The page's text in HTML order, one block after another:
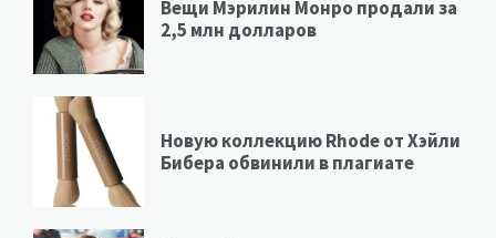
Вещи Мэрилин Монро продали за
2,5 млн долларов
Новую коллекцию Rhode от Хэйли
Бибера обвинили в плагиате